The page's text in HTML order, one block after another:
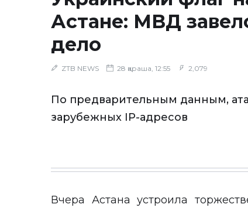
Астане: МВД
дело
ZTB NEWS 28 қараша, 12:55 2,079
По предварительным данным,
зарубежных IP-адресов
Вчера Астана устроила